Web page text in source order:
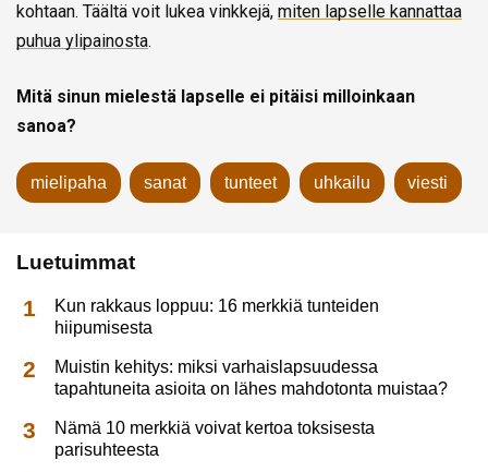
kohtaan. Täältä voit lukea vinkkejä, miten lapselle kannattaa
puhua ylipainosta.
Mitä sinun mielestä lapselle ei pitäisi milloinkaan
sanoa?
mielipaha sanat tunteet uhkailu viesti
Luetuimmat
Kun rakkaus loppuu: 16 merkkiä tunteiden
hiipumisesta
Muistin kehitys: miksi varhaislapsuudessa
tapahtuneita asioita on lähes mahdotonta muistaa?
Nämä 10 merkkiä voivat kertoa toksisesta
parisuhteesta